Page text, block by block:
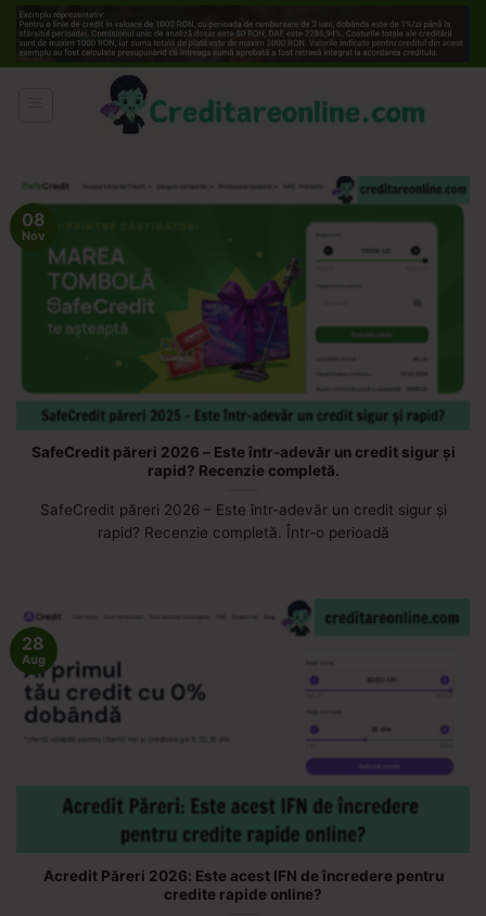
Skip
content
SafeCredit păreri 2026 – Este într-adevăr un credit sigur și
rapid? Recenzie completă.
SafeCredit păreri 2026 – Este într-adevăr un credit sigur și
rapid? Recenzie completă. Într-o perioadă
08
Nov
Acredit Păreri 2026: Este acest IFN de încredere pentru
credite rapide online?
28
Aug